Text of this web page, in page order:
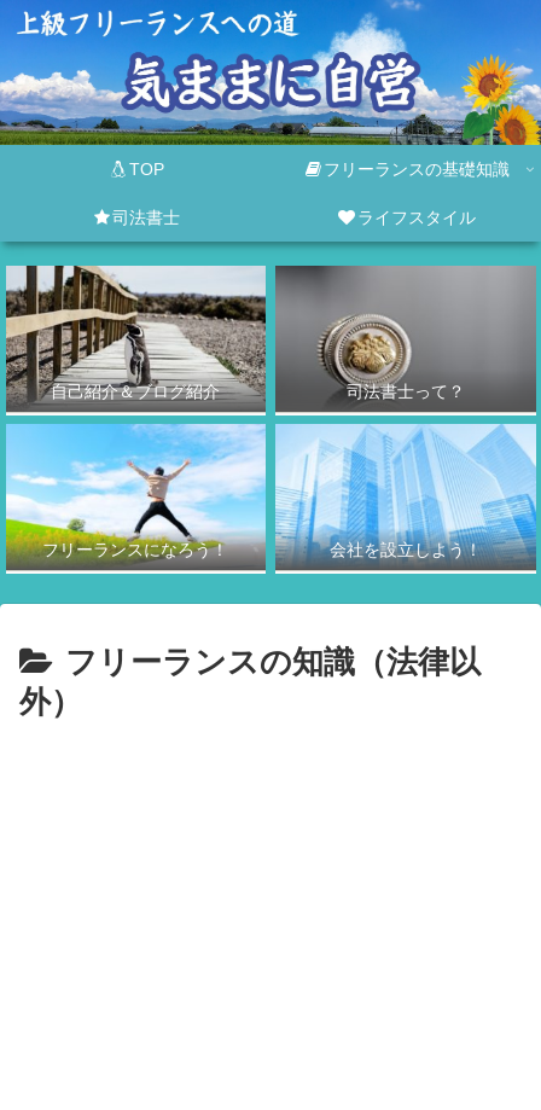
TOP フリーランスの基礎知識
司法書士 ライフスタイル
自己紹介＆ブログ紹介 司法書士って？
フリーランスになろう！ 会社を設立しよう！
フリーランスの知識（法律以
外）